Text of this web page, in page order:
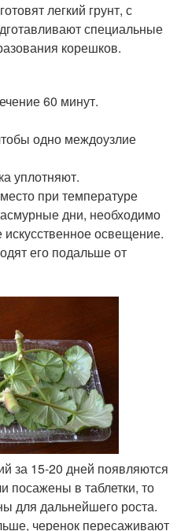
легкий грунт, с
специальные
корешков.
60 минут.
одно междоузлие
уплотняют.
при температуре
дни, необходимо
искусственное освещение.
его подальше от
за 15-20 дней появляются
посажены в таблетки, то
для дальнейшего роста.
черенок пересаживают